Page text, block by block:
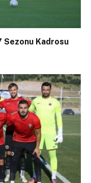
Sezonu Kadrosu